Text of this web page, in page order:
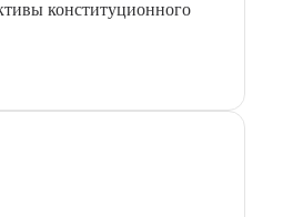
конституционного